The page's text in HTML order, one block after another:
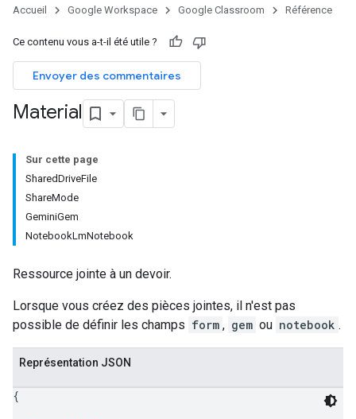
Accueil Google Workspace Google Classroom Référence
Ce contenu vous a-t-il été utile ?
Envoyer des commentaires
Material
Sur cette page
SharedDriveFile
ShareMode
GeminiGem
NotebookLmNotebook
Ressource jointe à un devoir.
Lorsque vous créez des pièces jointes, il n'est pas
possible de définir les champs form , gem ou notebook .
Représentation JSON
{